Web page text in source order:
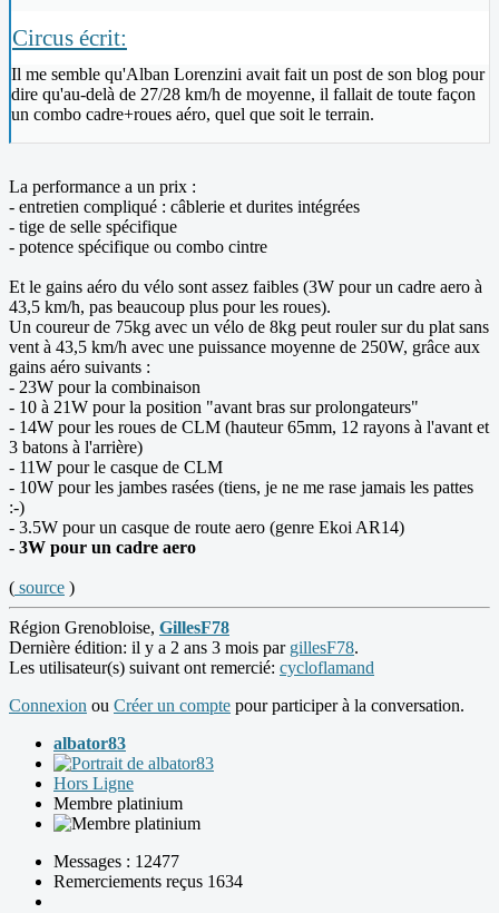
Circus écrit:
Il me semble qu'Alban Lorenzini avait fait un post de son blog pour
dire qu'au-delà de 27/28 km/h de moyenne, il fallait de toute façon
un combo cadre+roues aéro, quel que soit le terrain.
La performance a un prix :
- entretien compliqué : câblerie et durites intégrées
- tige de selle spécifique
- potence spécifique ou combo cintre
Et le gains aéro du vélo sont assez faibles (3W pour un cadre aero à
43,5 km/h, pas beaucoup plus pour les roues).
Un coureur de 75kg avec un vélo de 8kg peut rouler sur du plat sans
vent à 43,5 km/h avec une puissance moyenne de 250W, grâce aux
gains aéro suivants :
- 23W pour la combinaison
- 10 à 21W pour la position "avant bras sur prolongateurs"
- 14W pour les roues de CLM (hauteur 65mm, 12 rayons à l'avant et
3 batons à l'arrière)
- 11W pour le casque de CLM
- 10W pour les jambes rasées (tiens, je ne me rase jamais les pattes
:-)
- 3.5W pour un casque de route aero (genre Ekoi AR14)
- 3W pour un cadre aero
( source )
Région Grenobloise, GillesF78
Dernière édition: il y a 2 ans 3 mois par gillesF78.
Les utilisateur(s) suivant ont remercié: cycloflamand
Connexion ou Créer un compte pour participer à la conversation.
albator83
Hors Ligne
Membre platinium
Messages : 12477
Remerciements reçus 1634